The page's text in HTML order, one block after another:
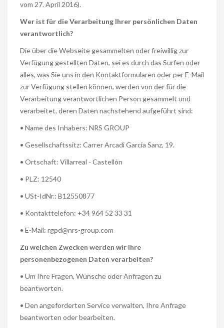
vom 27. April 2016).
Wer ist für die Verarbeitung Ihrer persönlichen Daten
verantwortlich?
Die über die Webseite gesammelten oder freiwillig zur
Verfügung gestellten Daten, sei es durch das Surfen oder
alles, was Sie uns in den Kontaktformularen oder per E-Mail
zur Verfügung stellen können, werden von der für die
Verarbeitung verantwortlichen Person gesammelt und
verarbeitet, deren Daten nachstehend aufgeführt sind:
• Name des Inhabers: NRS GROUP
• Gesellschaftssitz: Carrer Arcadi Garcia Sanz, 19.
• Ortschaft: Villarreal - Castellón
• PLZ: 12540
• USt-IdNr.: B12550877
• Kontakttelefon: +34 964 52 33 31
• E-Mail: rgpd@nrs-group.com
Zu welchen Zwecken werden wir Ihre
personenbezogenen Daten verarbeiten?
• Um Ihre Fragen, Wünsche oder Anfragen zu
beantworten.
• Den angeforderten Service verwalten, Ihre Anfrage
beantworten oder bearbeiten.